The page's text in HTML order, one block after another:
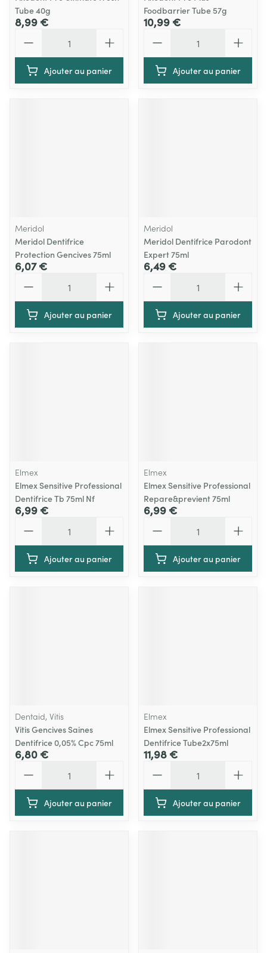
Tube 40g
8,99 €
Ajouter au panier
Foodbarrier Tube 57g
10,99 €
Ajouter au panier
Meridol
Meridol Dentifrice
Protection Gencives 75ml
6,07 €
Ajouter au panier
Meridol
Meridol Dentifrice Parodont
Expert 75ml
6,49 €
Ajouter au panier
Elmex
Elmex Sensitive Professional
Dentifrice Tb 75ml Nf
6,99 €
Ajouter au panier
Elmex
Elmex Sensitive Professional
Repare&previent 75ml
6,99 €
Ajouter au panier
Dentaid, Vitis
Vitis Gencives Saines
Dentifrice 0,05% Cpc 75ml
6,80 €
Ajouter au panier
Elmex
Elmex Sensitive Professional
Dentifrice Tube2x75ml
11,98 €
Ajouter au panier